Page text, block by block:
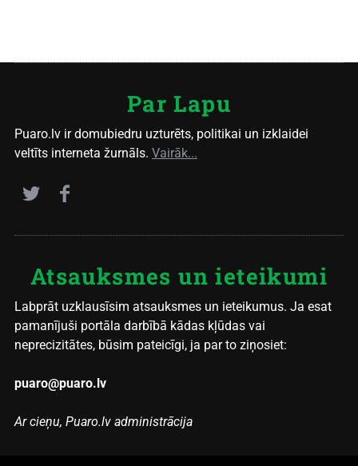
Par Lapu
Puaro.lv ir domubiedru uzturēts, politikai un izklaidei
veltīts interneta žurnāls. Vairāk...
Atsauksmes un ieteikumi
Labprāt uzklausīsim atsauksmes un ieteikumus. Ja esat
pamanījuši portāla darbībā kādas kļūdas vai
neprecizitātes, būsim pateicīgi, ja par to ziņosiet:
puaro@puaro.lv
Ar cieņu, Puaro.lv administrācija